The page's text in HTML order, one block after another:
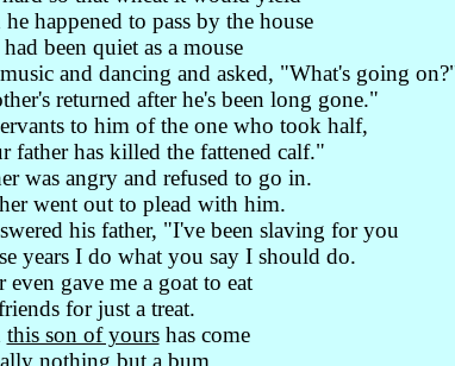
happened to pass by the house
been quiet as a mouse
and dancing and asked, "What's going
returned after he's been long gone."
to him of the one who took half,
father has killed the fattened calf."
was angry and refused to go in.
went out to plead with him.
his father, "I've been slaving for you
years I do what you say I should do.
even gave me a goat to eat
for just a treat.
this son of yourshas come
nothing but a bum